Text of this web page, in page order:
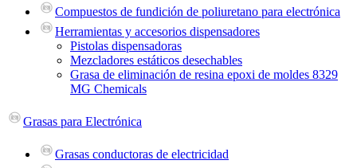
Compuestos de fundición de poliuretano para electrónica
Herramientas y accesorios dispensadores
Pistolas dispensadoras
Mezcladores estáticos desechables
Grasa de eliminación de resina epoxi de moldes 8329
MG Chemicals
Grasas para Electrónica
Grasas conductoras de electricidad